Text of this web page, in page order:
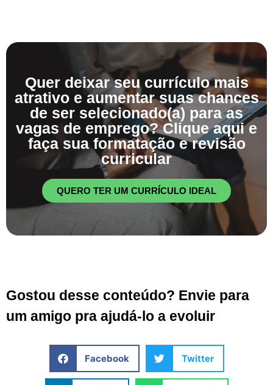
Quer deixar seu currículo mais
atrativo e aumentar suas chances
de ser selecionado(a) para as
vagas de emprego? Clique aqui e
faça sua formatação e revisão
curricular
QUERO TER UM CURRÍCULO IDEAL
Gostou desse conteúdo? Envie para
um amigo pra ajudá-lo a evoluir
Facebook Twitter